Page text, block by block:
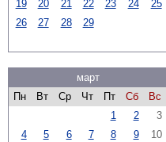
19 20 21 22 23 24
25
26
27 28 29
март
Пн
Вт Ср Чт Пт Сб
Вс
1
2
3
4
5 6 7 8 9
10